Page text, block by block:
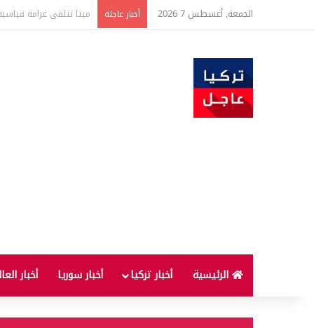
الجمعة, أغسطس 7 2026 أخبار عاجلة ضبط كميات كبيرة من الذهب تتجاوز قيمتها
الرئيسية أخبار تركيا أخبار سوريا أخبار